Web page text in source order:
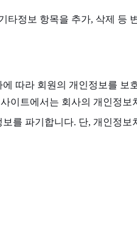
정보 항목을 추가, 삭제 등
따라 회원의 개인정보를 보
이트에서는 회사의 개인정보
를 파기합니다. 단, 개인정